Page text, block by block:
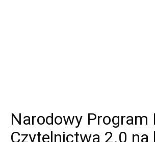
Narodowy Program
Czytelnictwa 2.0 na